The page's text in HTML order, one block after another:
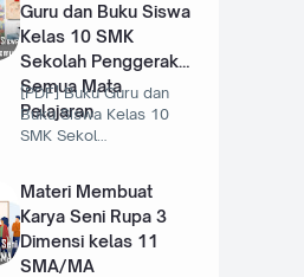
Guru dan Buku Siswa
Kelas 10 SMK
Sekolah Penggerak
Semua Mata
Pelajaran
[PDF] Buku Guru dan
Buku Siswa Kelas 10
SMK Sekol…
Materi Membuat
Karya Seni Rupa 3
Dimensi kelas 11
SMA/MA